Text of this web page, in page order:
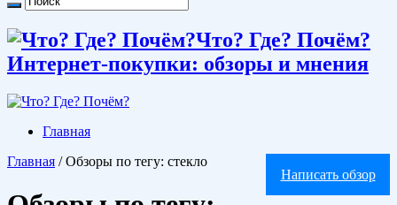
Что? Где? Почём?
Интернет-покупки: обзоры и мнения
Главная
Написать обзор
Главная / Обзоры по тегу: стекло